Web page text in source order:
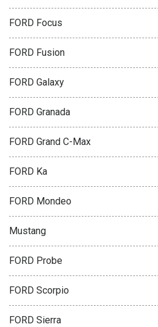
FORD Focus
FORD Fusion
FORD Galaxy
FORD Granada
FORD Grand C-Max
FORD Ka
FORD Mondeo
Mustang
FORD Probe
FORD Scorpio
FORD Sierra